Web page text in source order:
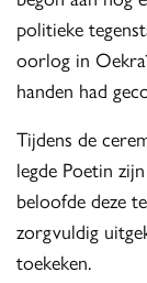
politieke
oorlog in
handen had
Tijdens de
legde Poetin
beloofde deze
zorgvuldig
toekeken.